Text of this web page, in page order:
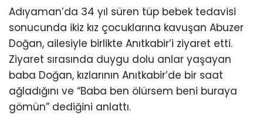
Adıyaman’da 34 yıl süren tüp bebek tedavisi
sonucunda ikiz kız çocuklarına kavuşan Abuzer
Doğan, ailesiyle birlikte Anıtkabir’i ziyaret etti.
Ziyaret sırasında duygu dolu anlar yaşayan
baba Doğan, kızlarının Anıtkabir’de bir saat
ağladığını ve “Baba ben ölürsem beni buraya
gömün” dediğini anlattı.